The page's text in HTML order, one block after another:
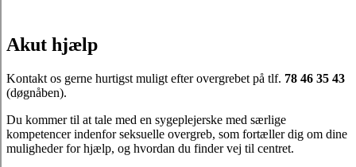
Akut hjælp
Kontakt os gerne hurtigst muligt efter overgrebet på tlf. 78 46 35 43
(døgnåben).
Du kommer til at tale med en sygeplejerske med særlige
kompetencer indenfor seksuelle overgreb, som fortæller dig om dine
muligheder for hjælp, og hvordan du finder vej til centret.